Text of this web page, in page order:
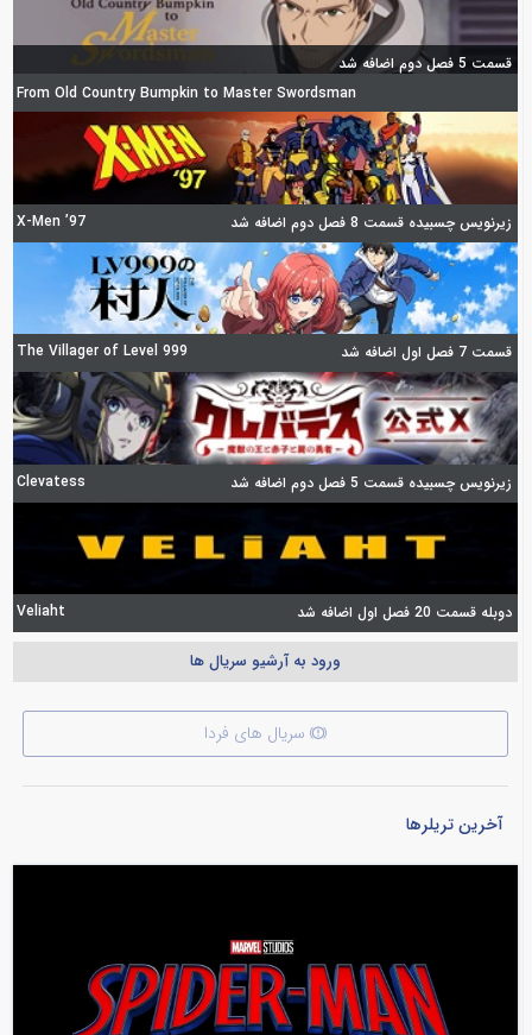
قسمت 5 فصل دوم اضافه شد
From Old Country Bumpkin to Master Swordsman
زیرنویس چسبیده قسمت 8 فصل دوم اضافه شد X-Men ’97
قسمت 7 فصل اول اضافه شد The Villager of Level 999
زیرنویس چسبیده قسمت 5 فصل دوم اضافه شد Clevatess
دوبله قسمت 20 فصل اول اضافه شد Veliaht
ورود به آرشیو سریال ها
سریال های فردا
آخرین تریلرها